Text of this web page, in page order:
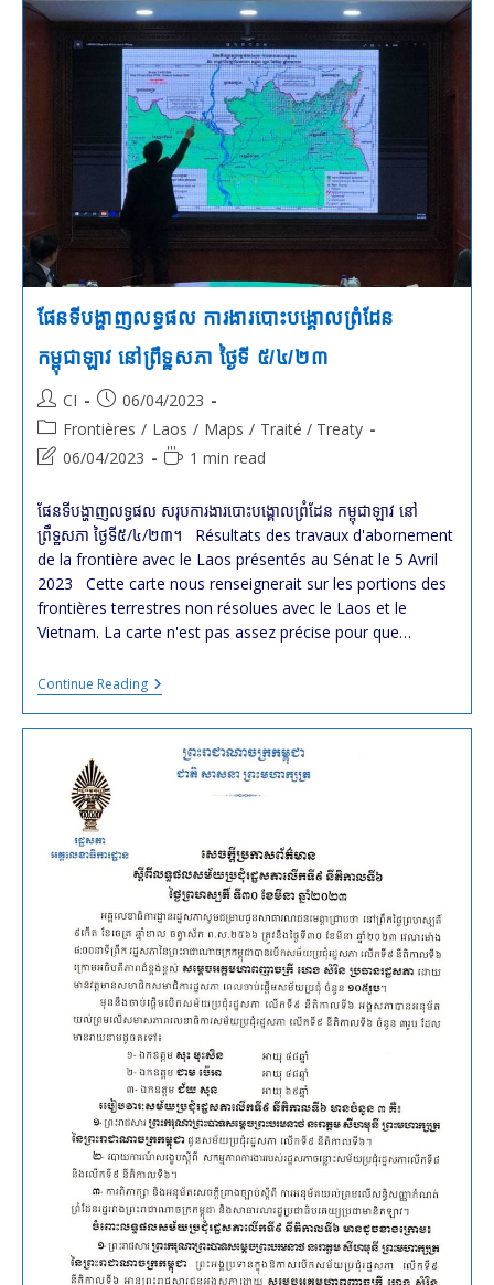
ស្ដីពី​
សន្ធិ
សញ្ញា​
ព្រំដែន​
កម្ពុជា​
-​
ឡាវ
ផែនទីបង្ហាញលទ្ធផល ការងារបោះបង្គោលព្រំដែន
កម្ពុជាឡាវ នៅព្រឹទ្ឋសភា ថ្ងៃទី ៥/៤/២៣
Post
author:
CI
Post
published:
06/04/2023
Post
category:
Frontières / Laos / Maps / Traité / Treaty
Post
modified:
06/04/2023
Reading1 min read
ផែនទីបង្ហាញលទ្ធផល សរុបការងារបោះបង្គោលព្រំដែន កម្ពុជាឡាវ នៅ
ព្រឹទ្ឋសភា ថ្ងៃទី៥/៤/២៣។ Résultats des travaux d'abornement
de la frontière avec le Laos présentés au Sénat le 5 Avril
2023 Cette carte nous renseignerait sur les portions des
frontières terrestres non résolues avec le Laos et le
Vietnam. La carte n'est pas assez précise pour que…
Continue Readingផែនទី
បង្ហាញ
លទ្ធផល
បោះបង្គោល
ព្រំដែន
៥/៤/២៣